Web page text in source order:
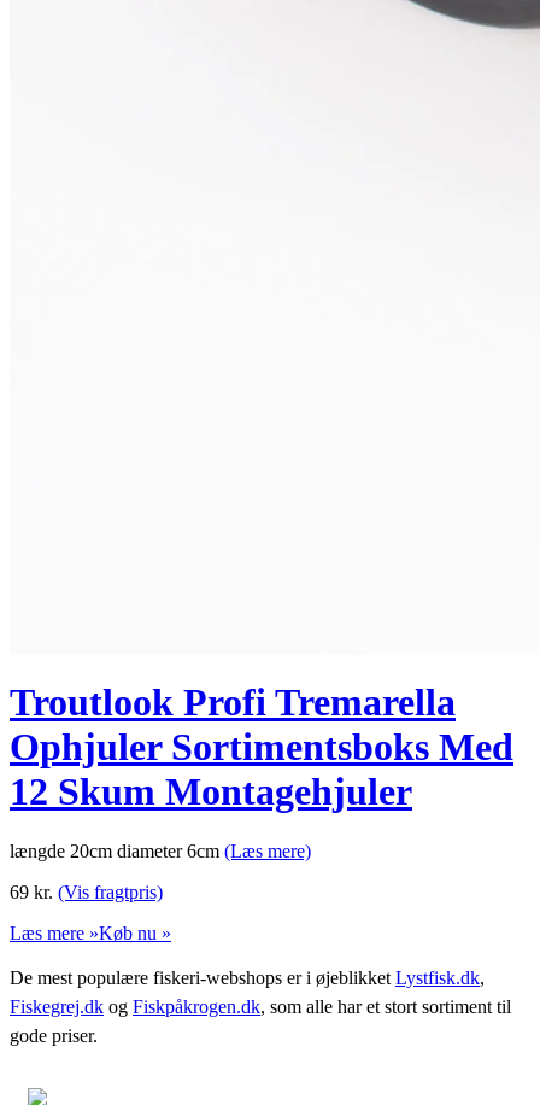
Troutlook Profi Tremarella
Ophjuler Sortimentsboks Med
12 Skum Montagehjuler
længde 20cm diameter 6cm (Læs mere)
69 kr. (Vis fragtpris)
Læs mere »Køb nu »
De mest populære fiskeri-webshops er i øjeblikket Lystfisk.dk,
Fiskegrej.dk og Fiskpåkrogen.dk, som alle har et stort sortiment til
gode priser.